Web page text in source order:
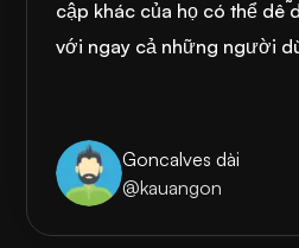
cập khác của họ có thể dễ
với ngay cả những người
Goncalves dài
@kauangon